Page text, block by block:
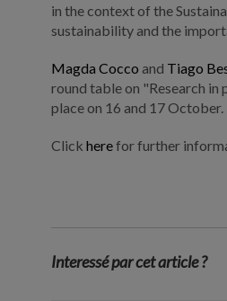
in the context of the
sustainability and the
Magda Cocco and Tiago
round table on "Research
place on 16 and 17 October.
Clickherefor further
Interessé par cet article ?